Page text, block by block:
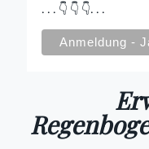
. . . 👇 👇 👇. . .